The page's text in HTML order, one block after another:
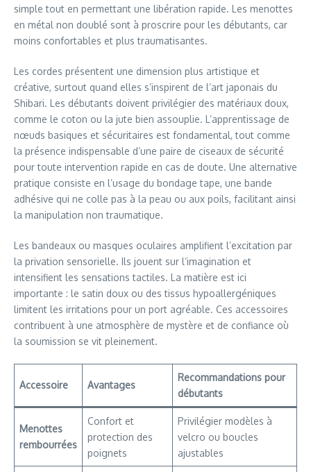
simple tout en permettant une libération rapide. Les menottes
en métal non doublé sont à proscrire pour les débutants, car
moins confortables et plus traumatisantes.
Les cordes présentent une dimension plus artistique et
créative, surtout quand elles s’inspirent de l’art japonais du
Shibari. Les débutants doivent privilégier des matériaux doux,
comme le coton ou la jute bien assouplie. L’apprentissage de
nœuds basiques et sécuritaires est fondamental, tout comme
la présence indispensable d’une paire de ciseaux de sécurité
pour toute intervention rapide en cas de doute. Une alternative
pratique consiste en l’usage du bondage tape, une bande
adhésive qui ne colle pas à la peau ou aux poils, facilitant ainsi
la manipulation non traumatique.
Les bandeaux ou masques oculaires amplifient l’excitation par
la privation sensorielle. Ils jouent sur l’imagination et
intensifient les sensations tactiles. La matière est ici
importante : le satin doux ou des tissus hypoallergéniques
limitent les irritations pour un port agréable. Ces accessoires
contribuent à une atmosphère de mystère et de confiance où
la soumission se vit pleinement.
Accessoire Avantages
Recommandations pour
débutants
Menottes
rembourrées
Confort et
protection des
poignets
Privilégier modèles à
velcro ou boucles
ajustables